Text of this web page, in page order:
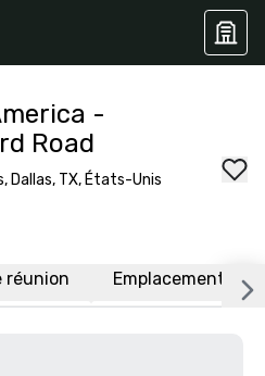
-
Road
Dallas, TX, États-Unis
réunion Emplacement